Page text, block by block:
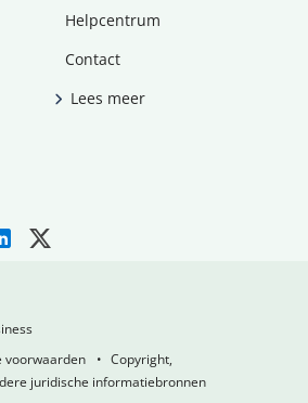
Helpcentrum
Contact
Lees meer
voorwaarden
Copyright,
juridische informatiebronnen